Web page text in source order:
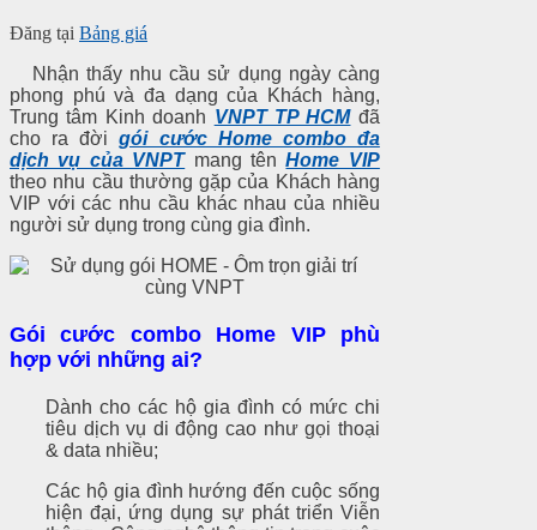
Đăng tại Bảng giá
Nhận thấy nhu cầu sử dụng ngày càng
phong phú và đa dạng của Khách hàng,
Trung tâm Kinh doanh VNPT TP HCMđã
cho ra đờigói cước Home combo đa
dịch vụ của VNPTmang tênHome VIP
theo nhu cầu thường gặp của Khách hàng
VIP với các nhu cầu khác nhau của nhiều
người sử dụng trong cùng gia đình.
Gói cước combo Home VIP phù
hợp với những ai?
Dành cho các hộ gia đình có mức chi
tiêu dịch vụ di động cao như gọi thoại
& data nhiều;
Các hộ gia đình hướng đến cuộc sống
hiện đại, ứng dụng sự phát triển Viễn